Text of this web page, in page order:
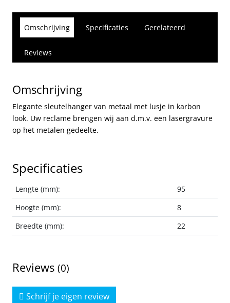
Omschrijving Specificaties Gerelateerd
Reviews
Omschrijving
Elegante sleutelhanger van metaal met lusje in karbon
look. Uw reclame brengen wij aan d.m.v. een lasergravure
op het metalen gedeelte.
Specificaties
Lengte (mm):
95
Hoogte (mm):
8
Breedte (mm):
22
Reviews (0)
Schrijf je eigen review